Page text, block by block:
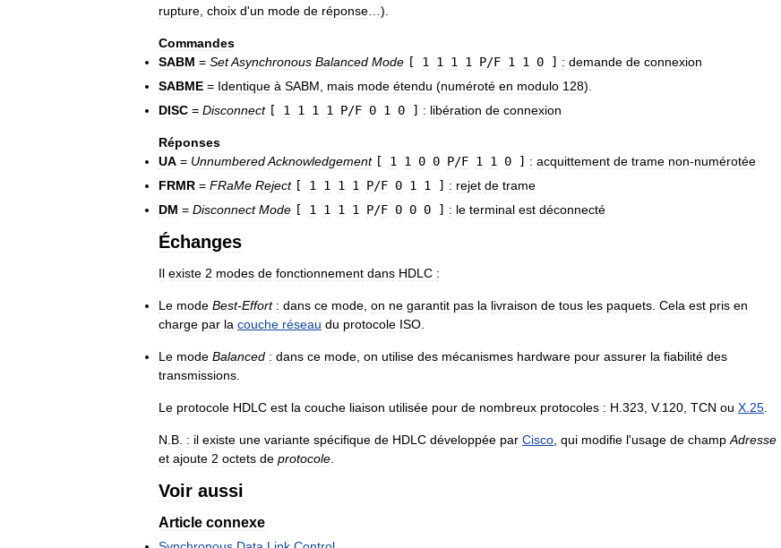
rupture choix d'un mode de réponse …).
Commandes
SABM = SetAsynchronous Balanced Mode [ 1 1 1 1 P/F 1 1 0 ] : demande de connexion
SABME = Identique à SABM mais mode étendu (numéroté en modulo 128).
DISC = Disconnect [ 1 1 1 1 P/F 0 1 0 ] : libération de connexion
Réponses
UA = UnnumberedAcknowledgement [ 1 1 0 0 P/F 1 1 0 ] : acquittement de trame non-numérotée
FRMR = FRaMe Reject [ 1 1 1 1 P/F 0 1 1 ] : rejet de trame
DM = Disconnect Mode [ 1 1 1 1 P/F 0 0 0 ] : le terminal est déconnecté
Échanges
Il existe 2 modes de fonctionnement dans HDLC :
Le mode Best-Effort : dans ce mode on ne garantit pas la livraison de tous les paquets Cela est pris en
charge par la couche réseau du protocole ISO
Le mode Balanced : dans ce mode on utilise des mécanismes hardware pour assurer la fiabilité des
transmissions
Le protocole HDLC est la couche liaison utilisée pour de nombreux protocoles : H 323 V.120 TCN ou X 25
N B : il existe une variante spécifique de HDLC développée par Cisco qui modifie l'usage de champ Adresse
et ajoute 2 octets de protocole
Voir aussi
Article connexe